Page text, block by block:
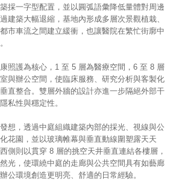
採一字型配置，並以圓弧語彙降低量體對周邊
建築大幅退縮，基地內形成多層次景觀植栽、
市車流之間建立緩衝，也讓醫院在繁忙街廓中
照護為核心，1 至 5 層為醫療空間，6 至 8 層
與辦公空間，使臨床服務、研究分析與客製化
直整合。雙層外牆的設計亦進一步隔絕外部干
私性與穩定性。
想，透過中庭組織建築內部的採光、視線與公
花園，並以玻璃帷幕與垂直動線圍塑露天天
側則以貫穿 8 層的挑空天井垂直連結各樓層，
光，使環繞中庭的走廊與公共空間具有如藝廊
公環境創造更明亮、舒適的日常經驗。